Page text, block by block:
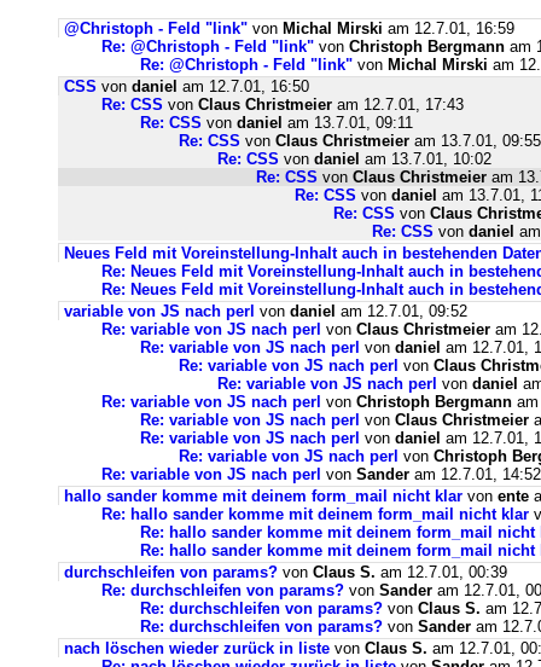
@Christoph - Feld "link" von Michal Mirski am 12.7.01, 16:59
Re: @Christoph - Feld "link" von Christoph Bergmann am
Re: @Christoph - Feld "link" von Michal Mirski am
CSS von daniel am 12.7.01, 16:50
Re: CSS von Claus Christmeier am 12.7.01, 17:43
Re: CSS von daniel am 13.7.01, 09:11
Re: CSS von Claus Christmeier am 13.7.01, 09:55
Re: CSS von daniel am 13.7.01, 10:02
Re: CSS von Claus Christmeier am
Re: CSS von daniel am 13.7.01,
Re: CSS von Claus
Re: CSS von daniel
Neues Feld mit Voreinstellung-Inhalt auch in bestehenden
Re: Neues Feld mit Voreinstellung-Inhalt auch in
Re: Neues Feld mit Voreinstellung-Inhalt auch in
variable von JS nach perl von daniel am 12.7.01, 09:52
Re: variable von JS nach perl von Claus Christmeier am
Re: variable von JS nach perl von daniel am 12.7.01,
Re: variable von JS nach perl von Claus
Re: variable von JS nach perl von daniel
Re: variable von JS nach perl von Christoph Bergmann
Re: variable von JS nach perl von Claus Christmeier
Re: variable von JS nach perl von daniel am 12.7.01,
Re: variable von JS nach perl von Christoph
Re: variable von JS nach perl von Sander am 12.7.01, 14:52
hallo sander komme mit deinem form_mail nicht klar von ente
Re: hallo sander komme mit deinem form_mail nicht klar
Re: hallo sander komme mit deinem form_mail nicht
Re: hallo sander komme mit deinem form_mail nicht
durchschleifen von params? von Claus S. am 12.7.01, 00:39
Re: durchschleifen von params? von Sander am 12.7.01,
Re: durchschleifen von params? von Claus S. am
Re: durchschleifen von params? von Sander am
nach löschen wieder zurück in liste von Claus S. am 12.7.01,